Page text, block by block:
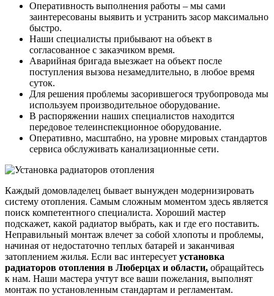
Оперативность выполнения работы – мы сами
заинтересованы выявить и устранить засор максимально
быстро.
Наши специалисты прибывают на объект в
согласованное с заказчиком время.
Аварийная бригада выезжает на объект после
поступления вызова незамедлительно, в любое время
суток.
Для решения проблемы засорившегося трубопровода мы
используем производительное оборудование.
В распоряжении наших специалистов находится
передовое телеинспекционное оборудование.
Оперативно, масштабно, на уровне мировых стандартов
сервиса обслуживать канализационные сети.
Каждый домовладелец бывает вынужден модернизировать
систему отопления. Самым сложным моментом здесь является
поиск компетентного специалиста. Хороший мастер
подскажет, какой радиатор выбрать, как и где его поставить.
Неправильный монтаж влечет за собой хлопоты и проблемы,
начиная от недостаточно теплых батарей и заканчивая
затоплением жилья. Если вас интересует установка
радиаторов отопления в Люберцах и области, обращайтесь
к нам. Наши мастера учтут все ваши пожелания, выполнят
монтаж по установленным стандартам и регламентам.